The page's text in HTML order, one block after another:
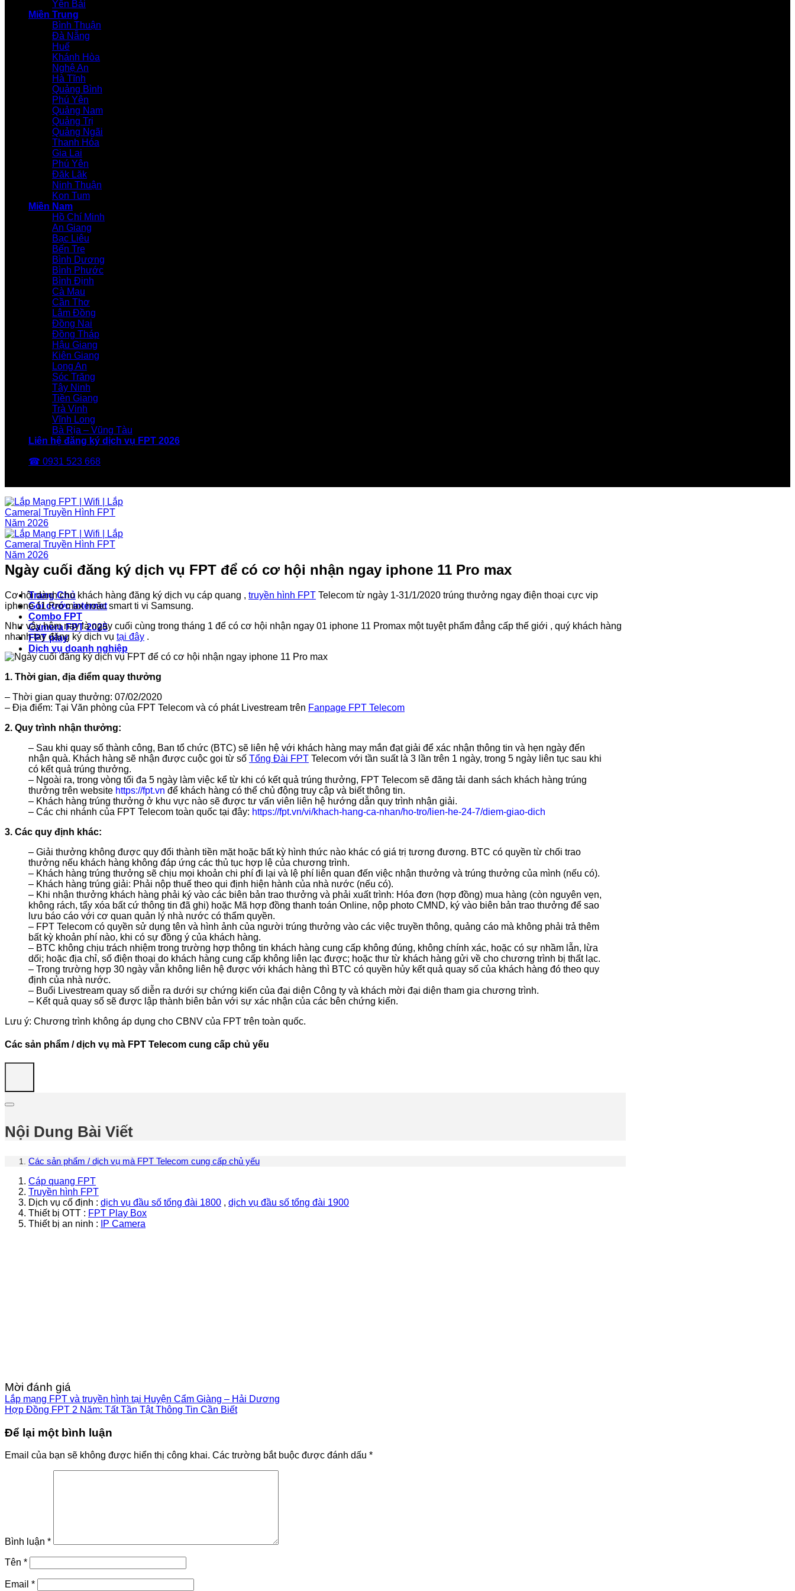
Yên Bái
Miền Trung
Bình Thuận
Đà Nẵng
Huế
Khánh Hòa
Nghệ An
Hà Tĩnh
Quảng Bình
Phú Yên
Quảng Nam
Quảng Trị
Quảng Ngãi
Thanh Hóa
Gia Lai
Phú Yên
Đăk Lăk
Ninh Thuận
Kon Tum
Miền Nam
Hồ Chí Minh
An Giang
Bạc Liêu
Bến Tre
Bình Dương
Bình Phước
Bình Định
Cà Mau
Cần Thơ
Lâm Đồng
Đồng Nai
Đồng Tháp
Hậu Giang
Kiên Giang
Long An
Sóc Trăng
Tây Ninh
Tiền Giang
Trà Vinh
Vĩnh Long
Bà Rịa – Vũng Tàu
Liên hệ đăng ký dịch vụ FPT 2026
☎ 0931 523 668
Trang Chủ
Gói cước internet
Combo FPT
Camera FPT 2025
FPT play
Dịch vụ doanh nghiệp
Ngày cuối đăng ký dịch vụ FPT để có cơ hội nhận ngay iphone 11 Pro max
Cơ hội dành cho khách hàng đăng ký dịch vụ cáp quang , truyền hình FPT Telecom từ ngày 1-31/1/2020 trúng thưởng ngay điện thoại cực vip
iphone 11 Pro max hoặc smart ti vi Samsung.
Như vậy hôm nay là ngày cuối cùng trong tháng 1 để có cơ hội nhận ngay 01 iphone 11 Promax một tuyệt phẩm đẳng cấp thế giới , quý khách hàng
nhanh tay đăng ký dịch vụ tại đây .
1. Thời gian, địa điểm quay thưởng
– Thời gian quay thưởng: 07/02/2020
– Địa điểm: Tại Văn phòng của FPT Telecom và có phát Livestream trên Fanpage FPT Telecom
2. Quy trình nhận thưởng:
– Sau khi quay số thành công, Ban tổ chức (BTC) sẽ liên hệ với khách hàng may mắn đạt giải để xác nhận thông tin và hẹn ngày đến
nhận quà. Khách hàng sẽ nhận được cuộc gọi từ số Tổng Đài FPT Telecom với tần suất là 3 lần trên 1 ngày, trong 5 ngày liên tục sau khi
có kết quả trúng thưởng.
– Ngoài ra, trong vòng tối đa 5 ngày làm việc kể từ khi có kết quả trúng thưởng, FPT Telecom sẽ đăng tải danh sách khách hàng trúng
thưởng trên website https://fpt.vn để khách hàng có thể chủ động truy cập và biết thông tin.
– Khách hàng trúng thưởng ở khu vực nào sẽ được tư vấn viên liên hệ hướng dẫn quy trình nhận giải.
– Các chi nhánh của FPT Telecom toàn quốc tại đây: https://fpt.vn/vi/khach-hang-ca-nhan/ho-tro/lien-he-24-7/diem-giao-dich
3. Các quy định khác:
– Giải thưởng không được quy đổi thành tiền mặt hoặc bất kỳ hình thức nào khác có giá trị tương đương. BTC có quyền từ chối trao
thưởng nếu khách hàng không đáp ứng các thủ tục hợp lệ của chương trình.
– Khách hàng trúng thưởng sẽ chịu mọi khoản chi phí đi lại và lệ phí liên quan đến việc nhận thưởng và trúng thưởng của mình (nếu có).
– Khách hàng trúng giải: Phải nộp thuế theo qui định hiện hành của nhà nước (nếu có).
– Khi nhận thưởng khách hàng phải ký vào các biên bản trao thưởng và phải xuất trình: Hóa đơn (hợp đồng) mua hàng (còn nguyên vẹn,
không rách, tẩy xóa bất cứ thông tin đã ghi) hoặc Mã hợp đồng thanh toán Online, nộp photo CMND, ký vào biên bản trao thưởng để sao
lưu báo cáo với cơ quan quản lý nhà nước có thẩm quyền.
– FPT Telecom có quyền sử dụng tên và hình ảnh của người trúng thưởng vào các việc truyền thông, quảng cáo mà không phải trả thêm
bất kỳ khoản phí nào, khi có sự đồng ý của khách hàng.
– BTC không chịu trách nhiệm trong trường hợp thông tin khách hàng cung cấp không đúng, không chính xác, hoặc có sự nhầm lẫn, lừa
dối; hoặc địa chỉ, số điện thoại do khách hàng cung cấp không liên lạc được; hoặc thư từ khách hàng gửi về cho chương trình bị thất lạc.
– Trong trường hợp 30 ngày vẫn không liên hệ được với khách hàng thì BTC có quyền hủy kết quả quay số của khách hàng đó theo quy
định của nhà nước.
– Buổi Livestream quay số diễn ra dưới sự chứng kiến của đại diện Công ty và khách mời đại diện tham gia chương trình.
– Kết quả quay số sẽ được lập thành biên bản với sự xác nhận của các bên chứng kiến.
Lưu ý: Chương trình không áp dụng cho CBNV của FPT trên toàn quốc.
Các sản phẩm / dịch vụ mà FPT Telecom cung cấp chủ yếu
Nội Dung Bài Viết
Các sản phẩm / dịch vụ mà FPT Telecom cung cấp chủ yếu
Cáp quang FPT
Truyền hình FPT
Dịch vụ cố định : dịch vụ đầu số tổng đài 1800 , dịch vụ đầu số tổng đài 1900
Thiết bị OTT : FPT Play Box
Thiết bị an ninh :
IP Camera
Mời đánh giá
Lắp mạng FPT và truyền hình tại Huyện Cẩm Giàng – Hải Dương
Hợp Đồng FPT 2 Năm: Tất Tần Tật Thông Tin Cần Biết
Để lại một bình luận
Email của bạn sẽ không được hiển thị công khai. Các trường bắt buộc được đánh dấu *
Bình luận *
Tên *
Email *